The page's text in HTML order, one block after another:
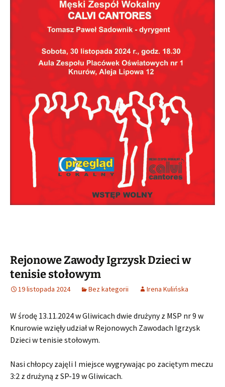
Rejonowe Zawody Igrzysk Dzieci w
tenisie stołowym
19 listopada 2024 Bez kategorii Irena Kulińska
W środę 13.11.2024 w Gliwicach dwie drużyny z MSP nr 9 w
Knurowie wzięły udział w Rejonowych Zawodach Igrzysk
Dzieci w tenisie stołowym.
Nasi chłopcy zajęli I miejsce wygrywając po zaciętym meczu
3:2 z drużyną z SP-19 w Gliwicach.